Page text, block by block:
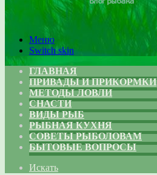
Меню
Switch skin
ГЛАВНАЯ
ПРИВАДЫ И ПРИКОРМКИ
МЕТОДЫ ЛОВЛИ
СНАСТИ
ВИДЫ РЫБ
РЫБНАЯ КУХНЯ
СОВЕТЫ РЫБОЛОВАМ
БЫТОВЫЕ ВОПРОСЫ
Искать